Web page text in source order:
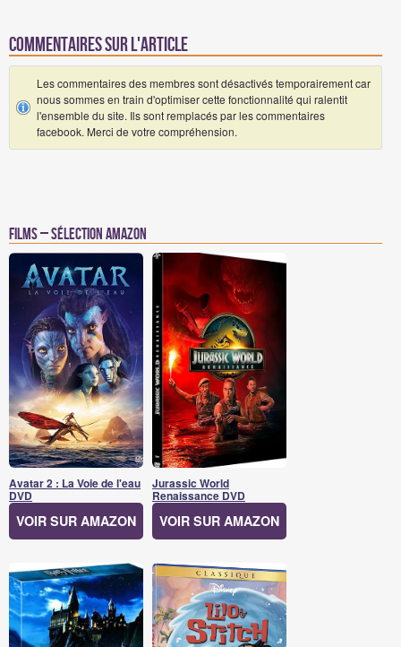
Commentaires sur l'article
Les commentaires des membres sont désactivés temporairement car
nous sommes en train d'optimiser cette fonctionnalité qui ralentit
l'ensemble du site. Ils sont remplacés par les commentaires
facebook. Merci de votre compréhension.
Films – Sélection Amazon
Avatar 2 : La Voie de l'eau
DVD
VOIR SUR AMAZON
Jurassic World
Renaissance DVD
VOIR SUR AMAZON